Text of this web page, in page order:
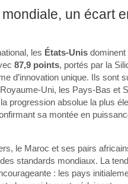
mondiale, un écart
les États-Unis dominent
87,9 points, portés par la
d’innovation unique. Ils sont
Uni, les Pays-Bas et
la progression absolue la plus
sa montée en
le Maroc et ses pairs
standards mondiaux. La
: les pays